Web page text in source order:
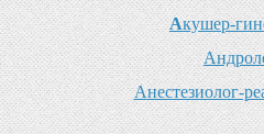
Акушер-
А
Анестезиолог-